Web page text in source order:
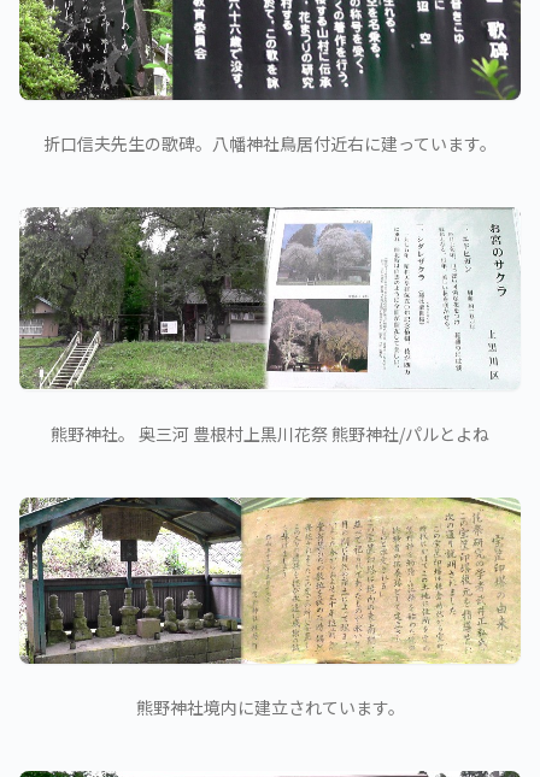
折口信夫先生の歌碑。八幡神社鳥居付近右に建っています。
熊野神社。 奥三河 豊根村上黒川花祭 熊野神社/パルとよね
熊野神社境内に建立されています。